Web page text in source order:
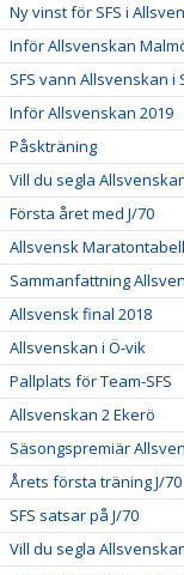
Ny vinst för SFS i
Inför Allsvenskan
SFS vann Allsvenskan i
Inför Allsvenskan 2019
Påskträning
Vill du segla
Första året med J/70
Allsvensk Maratontabell
Sammanfattning
Allsvensk final 2018
Allsvenskan i Ö-vik
Pallplats för Team-SFS
Allsvenskan 2 Ekerö
Säsongspremiär
Årets första träning J/70
SFS satsar på J/70
Vill du segla